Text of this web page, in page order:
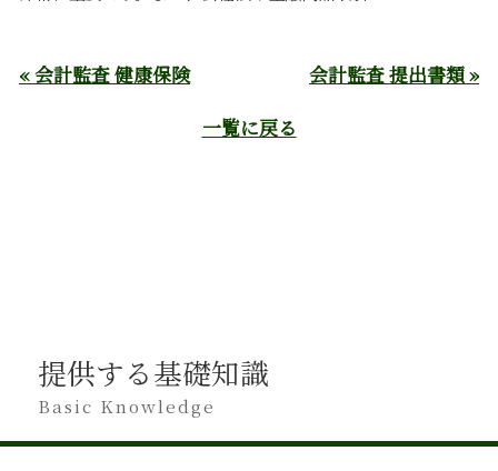
« 会計監査 健康保険
会計監査 提出書類 »
一覧に戻る
提供する基礎知識
Basic Knowledge